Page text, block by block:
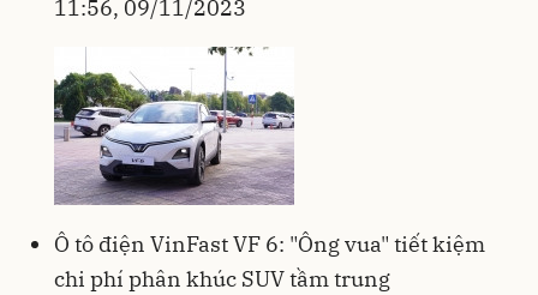
11:56, 09/11/2023
Ô tô điện VinFast VF 6: "Ông vua" tiết kiệm
chi phí phân khúc SUV tầm trung